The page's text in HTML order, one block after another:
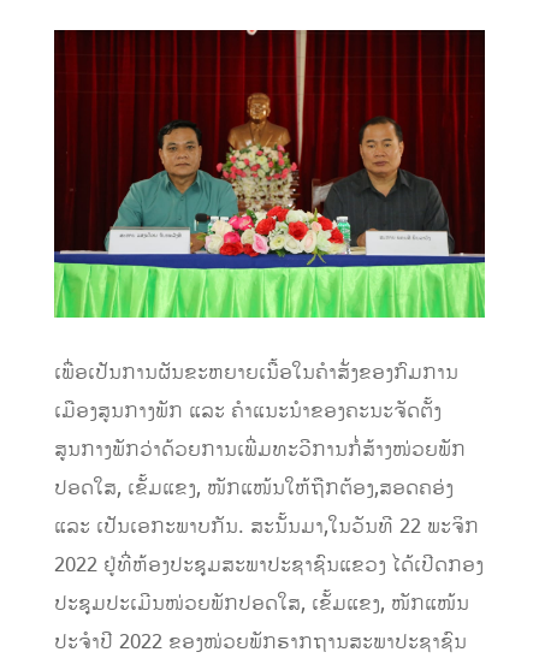
ເພື່ອເປັນການຜັນຂະຫຍາຍເນື້ອໃນຄໍາສັ່ງຂອງກົມການ
ເມືອງສູນກາງພັກ ແລະ ຄໍາແນະນໍາຂອງຄະນະຈັດຕັ້ງ
ສູນກາງພັກວ່າດ້ວຍການເພີ່ມທະວີການກໍ່ສ້າງໜ່ວຍພັກ
ປອດໃສ, ເຂັ້ມແຂງ, ໜັກແໜ້ນໃຫ້ຖືກຕ້ອງ,ສອດຄອ່ງ
ແລະ ເປັນເອກະພາບກັນ. ສະນັ້ນມາ,ໃນວັນທີ 22 ພະຈິກ
2022 ຢູ່ທີ່ຫ້ອງປະຊຸມສະພາປະຊາຊົນແຂວງ ໄດ້ເປີດກອງ
ປະຊຸມປະເມີນໜ່ວຍພັກປອດໃສ, ເຂັ້ມແຂງ, ໜັກແໜ້ນ
ປະຈໍາປີ 2022 ຂອງໜ່ວຍພັກຮາກຖານສະພາປະຊາຊົນ